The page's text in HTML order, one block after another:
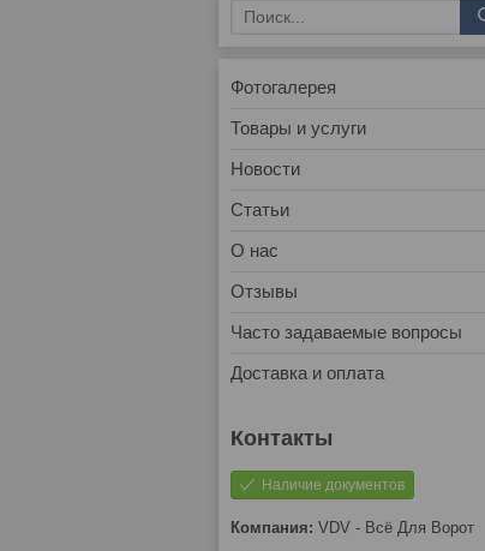
Фотогалерея
Товары и услуги
Новости
Статьи
О нас
Отзывы
Часто задаваемые вопросы
Доставка и оплата
Наличие документов
VDV - Всё Для Ворот